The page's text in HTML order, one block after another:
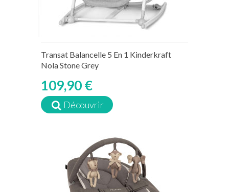
Transat Balancelle 5 En 1 Kinderkraft
Nola Stone Grey
109,90 €
Découvrir